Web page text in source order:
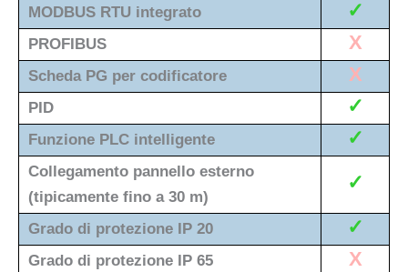
MODBUS RTU integrato ✓
PROFIBUS X
Scheda PG per codificatore X
PID ✓
Funzione PLC intelligente ✓
Collegamento pannello esterno
(tipicamente fino a 30 m)
✓
Grado di protezione IP 20 ✓
Grado di protezione IP 65 X